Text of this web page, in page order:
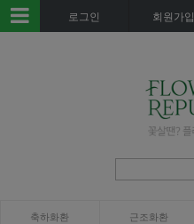
로그인 회원가입
축하화환 근조화환